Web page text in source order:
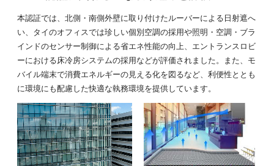
本認証では、北側・南側外壁に取り付けたルーバーによる日射遮へ
い、タイのオフィスでは珍しい個別空調の採用や照明・空調・ブラ
インドのセンサー制御による省エネ性能の向上、エントランスロビ
ーにおける床冷房システムの採用などが評価されました。また、モ
バイル端末で消費エネルギーの見える化を図るなど、利便性ととも
に環境にも配慮した快適な執務環境を提供しています。